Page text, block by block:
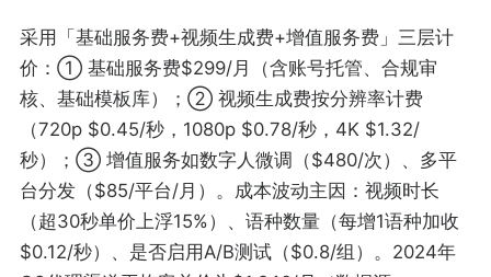
采用「基础服务费+视频生成费+增值服务费」三层计
价：① 基础服务费$299/月（含账号托管、合规审
核、基础模板库）；② 视频生成费按分辨率计费
（720p $0.45/秒，1080p $0.78/秒，4K $1.32/
秒）；③ 增值服务如数字人微调（$480/次）、多平
台分发（$85/平台/月）。成本波动主因：视频时长
（超30秒单价上浮15%）、语种数量（每增1语种加收
$0.12/秒）、是否启用A/B测试（$0.8/组）。2024年